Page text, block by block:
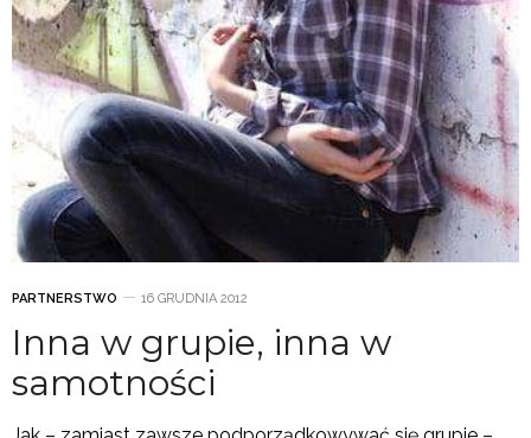
PARTNERSTWO 16 GRUDNIA 2012
Inna w grupie, inna w
samotności